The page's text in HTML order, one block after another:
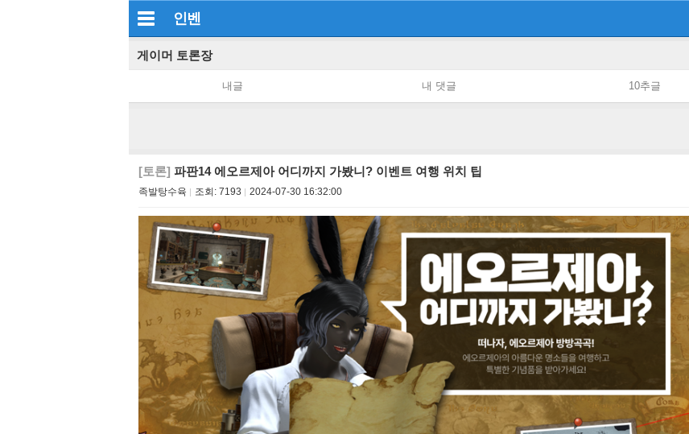
인벤
게이머 토론장
내글 내 댓글 10추글
[토론] 파판14 에오르제아 어디까지 가봤니? 이벤트 여행 위치 팁
족발탕수육 조회: 7193 2024-07-30 16:32:00